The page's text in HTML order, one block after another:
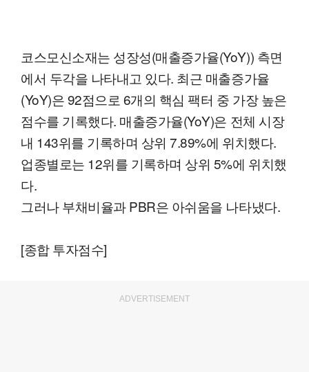
코스모신소재는 성장성(매출증가율(YoY)) 측면
에서 두각을 나타내고 있다. 최근 매출증가율
(YoY)은 92점으로 6개의 핵심 팩터 중 가장 높은
점수를 기록했다. 매출증가율(YoY)은 전체 시장
내 143위를 기록하며 상위 7.89%에 위치했다.
업종별로는 12위를 기록하며 상위 5%에 위치했
다.
그러나 부채비율과 PBR은 아쉬움을 나타냈다.
[종합 투자점수]
ADVERTISEMENT